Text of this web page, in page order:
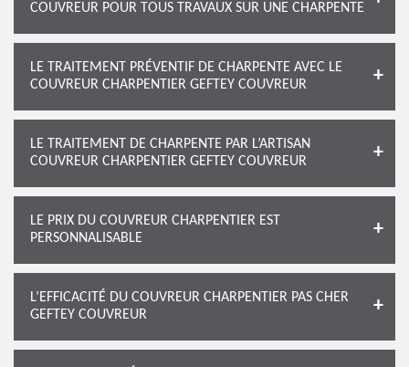
COUVREUR POUR TOUS TRAVAUX SUR UNE CHARPENTE
LE TRAITEMENT PRÉVENTIF DE CHARPENTE AVEC LE
COUVREUR CHARPENTIER GEFTEY COUVREUR
LE TRAITEMENT DE CHARPENTE PAR L’ARTISAN
COUVREUR CHARPENTIER GEFTEY COUVREUR
LE PRIX DU COUVREUR CHARPENTIER EST
PERSONNALISABLE
L’EFFICACITÉ DU COUVREUR CHARPENTIER PAS CHER
GEFTEY COUVREUR